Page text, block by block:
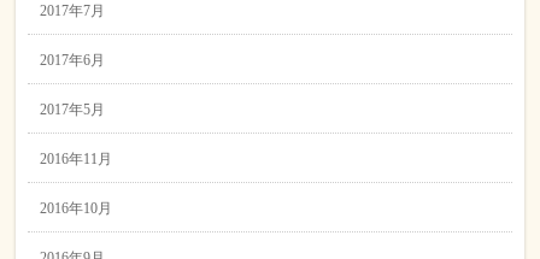
2017年7月
2017年6月
2017年5月
2016年11月
2016年10月